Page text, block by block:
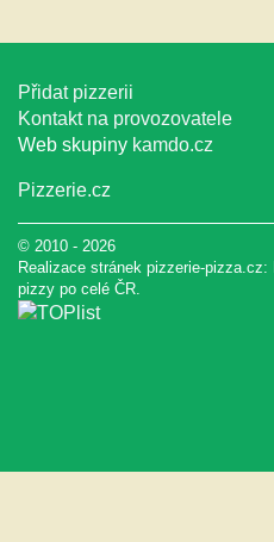
Přidat pizzerii
Kontakt na provozovatele
Web skupiny kamdo.cz
Pizzerie.cz
© 2010 - 2026
Realizace stránek pizzerie-pizza.cz:
pizzy po celé ČR.